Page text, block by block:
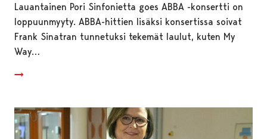
Lauantainen Pori Sinfonietta goes ABBA -konsertti on
loppuunmyyty. ABBA-hittien lisäksi konsertissa soivat
Frank Sinatran tunnetuksi tekemät laulut, kuten My
Way…